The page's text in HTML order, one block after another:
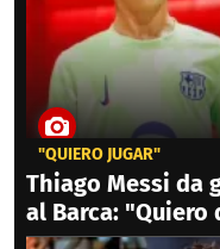
"QUIERO JUGAR"
Thiago Messi da
al Barca: